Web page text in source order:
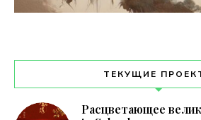
ТЕКУЩИЕ
Расцветающее